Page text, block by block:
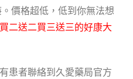
價格超低，低到你無法想
二送二買三送三的好康大
患者聯絡到久愛藥局官方